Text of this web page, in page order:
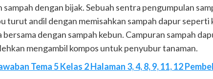
dengan bijak. Sebuah sentra pengumpulan
turut andil dengan memisahkan sampah dapur
dengan sampah kebun. Campuran sampah
mengambil kompos untuk penyubur tanaman.
Tema 5 Kelas 2 Halaman 3, 4, 8, 9, 11, 12